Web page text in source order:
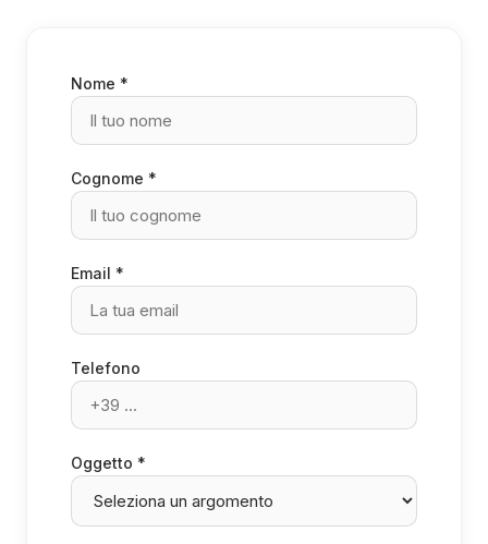
Nome *
Cognome *
Email *
Telefono
Oggetto *